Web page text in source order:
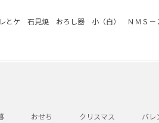
レとケ 石見焼 おろし器 小（白） ＮＭＳ－
おせち クリスマス バレ